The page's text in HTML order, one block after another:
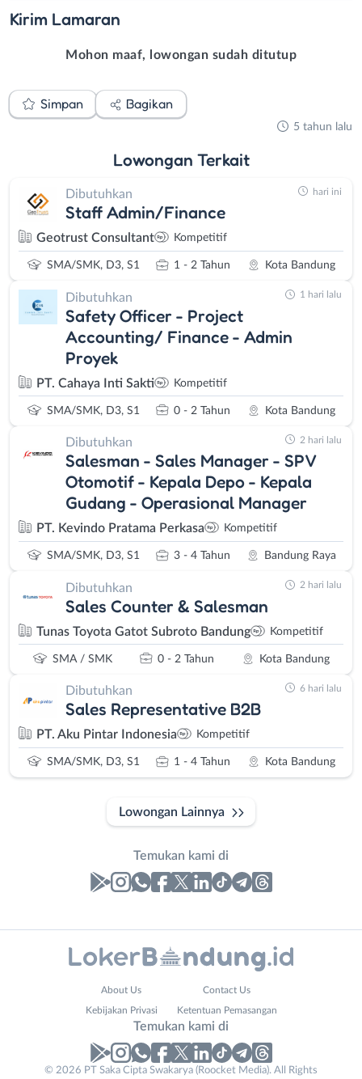
Kirim Lamaran
Mohon maaf, lowongan sudah ditutup
Simpan Bagikan
5 tahun lalu
Lowongan Terkait
Dibutuhkan
Staff Admin/Finance
Geotrust Consultant Kompetitif
SMA/SMK, D3, S1 1 - 2 Tahun Kota Bandung
hari ini
Dibutuhkan
Safety Officer - Project
Accounting/ Finance - Admin
Proyek
PT. Cahaya Inti Sakti Kompetitif
SMA/SMK, D3, S1 0 - 2 Tahun Kota Bandung
1 hari lalu
Dibutuhkan
Salesman - Sales Manager - SPV
Otomotif - Kepala Depo - Kepala
Gudang - Operasional Manager
PT. Kevindo Pratama Perkasa Kompetitif
SMA/SMK, D3, S1 3 - 4 Tahun Bandung Raya
2 hari lalu
Dibutuhkan
Sales Counter & Salesman
Tunas Toyota Gatot Subroto Bandung Kompetitif
SMA / SMK 0 - 2 Tahun Kota Bandung
2 hari lalu
Dibutuhkan
Sales Representative B2B
PT. Aku Pintar Indonesia Kompetitif
SMA/SMK, D3, S1 1 - 4 Tahun Kota Bandung
6 hari lalu
Lowongan Lainnya
Temukan kami di
Lowongan
No. Telp /
About Us Contact Us
Kebijakan Privasi Ketentuan Pemasangan
Temukan kami di
© 2026 PT Saka Cipta Swakarya (Roocket Media). All Rights